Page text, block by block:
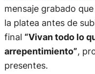
mensaje grabado
la platea antes de
final “Vivan todo lo
arrepentimiento”,
presentes.